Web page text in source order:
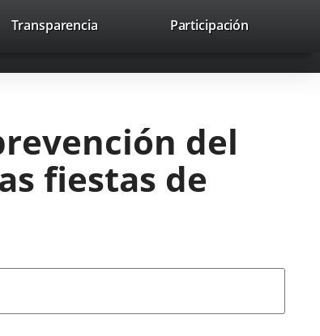
Enlace
una
Enlace
una
Enlace
una
Recherche
Transparencia Participación
del
fiestas de